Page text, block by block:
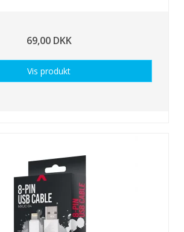
69,00 DKK
Vis produkt